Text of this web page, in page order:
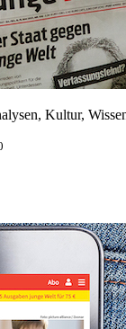
Kultur,